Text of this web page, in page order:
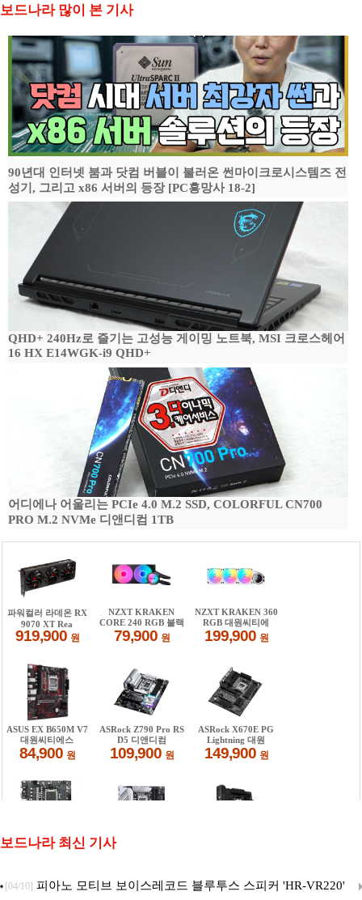
보드나라 많이 본 기사
90년대 인터넷 붐과 닷컴 버블이 불러온 썬마이크로시스템즈 전
성기, 그리고 x86 서버의 등장 [PC흥망사 18-2]
QHD+ 240Hz로 즐기는 고성능 게이밍 노트북, MSI 크로스헤어
16 HX E14WGK-i9 QHD+
어디에나 어울리는 PCIe 4.0 M.2 SSD, COLORFUL CN700
PRO M.2 NVMe 디앤디컴 1TB
보드나라 최신 기사
[04/10] 피아노 모티브 보이스레코드 블루투스 스피커 'HR-VR220'